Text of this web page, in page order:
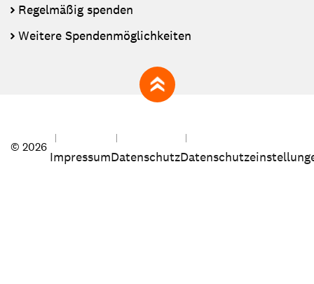
Regelmäßig spenden
Weitere Spendenmöglichkeiten
zum Seitenanfang
© 2026
ImpressumDatenschutz